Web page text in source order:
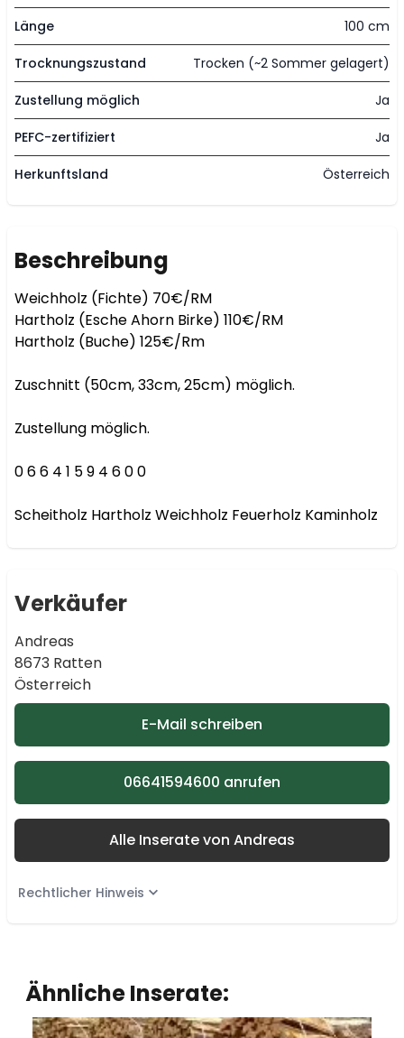
Länge 100 cm
Trocknungszustand Trocken (~2 Sommer gelagert)
Zustellung möglich Ja
PEFC-zertifiziert Ja
Herkunftsland Österreich
Beschreibung
Weichholz (Fichte) 70€/RM
Hartholz (Esche Ahorn Birke) 110€/RM
Hartholz (Buche) 125€/Rm
Zuschnitt (50cm, 33cm, 25cm) möglich.
Zustellung möglich.
0 6 6 4 1 5 9 4 6 0 0
Scheitholz Hartholz Weichholz Feuerholz Kaminholz
Verkäufer
Andreas
8673 Ratten
Österreich
E-Mail schreiben
06641594600 anrufen
Alle Inserate von Andreas
Rechtlicher Hinweis
Ähnliche Inserate: